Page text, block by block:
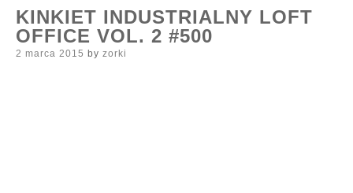
KINKIET INDUSTRIALNY LOFT
OFFICE VOL. 2 #500
Posted
2 marca 2015 by zorki